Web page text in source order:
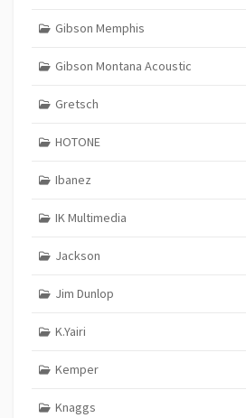
Gibson Memphis
Gibson Montana Acoustic
Gretsch
HOTONE
Ibanez
IK Multimedia
Jackson
Jim Dunlop
K.Yairi
Kemper
Knaggs